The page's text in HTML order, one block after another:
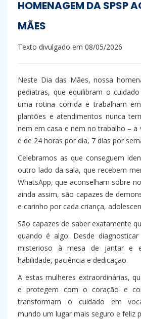
HOMENAGEM DA SPSP
MÃES
Texto divulgado em 08/05/2026
Neste Dia das Mães, nossa
pediatras, que equilibram o
uma rotina corrida e trabalham
plantões e atendimentos nunca
nem em casa e nem no trabalho – a
é de 24 horas por dia, 7 dias por
Celebramos as que conseguem
outro lado da sala, que recebem
WhatsApp, que aconselham sobre
ainda assim, são capazes de
e carinho por cada criança,
São capazes de saber exatamente
quando é algo. Desde
misterioso à mesa de jantar e
habilidade, paciência e dedicação.
A estas mulheres extraordinárias,
e protegem com o coração e
transformam o cuidado em
mundo um lugar mais seguro e feliz